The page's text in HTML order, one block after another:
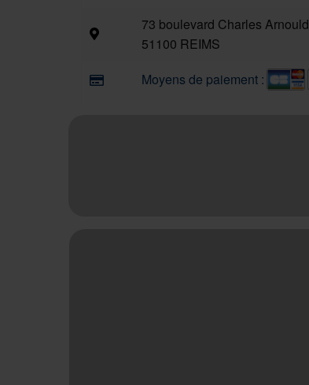
73 boulevard Charles Arnould
51100 REIMS
Moyens de paiement :